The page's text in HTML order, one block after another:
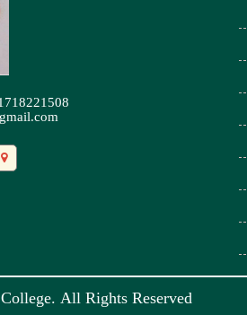
All Rights Reserved